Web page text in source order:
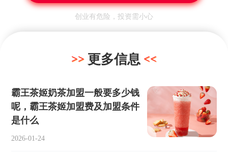
创业有危险，投资需小心
更多信息
霸王茶姬奶茶加盟一般要多少钱
呢，霸王茶姬加盟费及加盟条件
是什么
2026-01-24